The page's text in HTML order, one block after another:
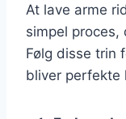
At lave arme
simpel
Følg disse trin
bliver perfekte